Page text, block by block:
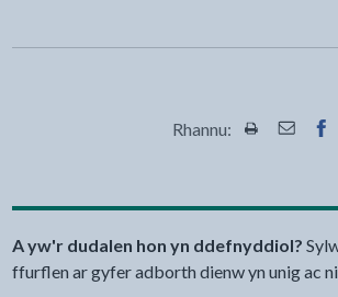
Rhannu: Rhannwch
A yw'r dudalen hon yn ddefnyddiol?
ffurflen ar gyfer adborth dienw yn unig ac